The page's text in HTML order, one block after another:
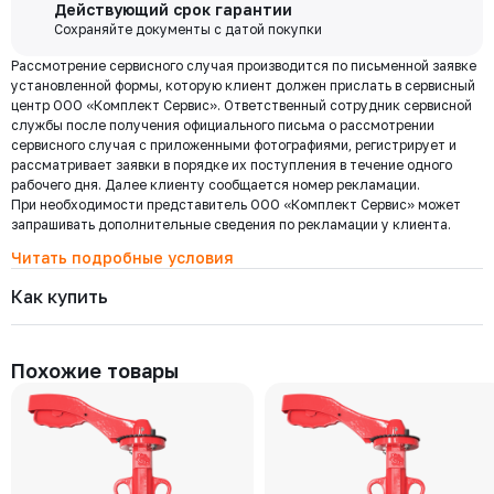
Давление номинальное
РУ 16
Диаметр номинальный
ДУ 65
13 331 ₽
201-050-16-П.01
Давление номинальное
РУ 16
Диаметр номинальный
ДУ 50
Наличие
Нет
Цена с НДС
12 174 ₽ Под заказ
Обмен документами через Диадок это обмен и подписание
любых документов без дублирования на бумаге. Приглашаем Вас
приступить к работе по обмену документами в электронном
виде.
Подробнее
Бесплатная
доставка по
Москве и
области при
заказе от 30
000 ₽
Региональная доставка
Мы стремимся сократить издержки по доставке заказов для наших
клиентов!
Москве. Условия доставки до терминалов ТК в других городах
терминала ТК оплачиваются отдельно.
Самовывоз
Осуществляется с 8:00 до 17:30 после полной оплаты заказа и по
предварительной договоренности с менеджером. Важно: Ваш
представитель должен иметь надлежаще заполненную доверенность
Действующий срок гарантии
Сохраняйте документы с датой покупки
Рассмотрение сервисного случая производится по письменной заявке
установленной формы, которую клиент должен прислать в сервисный
центр ООО «Комплект Сервис». Ответственный сотрудник сервисной
службы после получения официального письма о рассмотрении
сервисного случая с приложенными фотографиями, регистрирует и
рассматривает заявки в порядке их поступления в течение одного
рабочего дня. Далее клиенту сообщается номер рекламации.
При необходимости представитель ООО «Комплект Сервис» может
запрашивать дополнительные сведения по рекламации у клиента.
Читать подробные условия
Как купить
Выберите товары и добавьте
их в корзину
Заполните данные, выберите
доставку
Похожие товары